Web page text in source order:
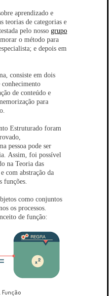
aprendizado e
teorias de categorias e
pelo nosso grupo
o método para
e depois em
consiste em dois
conhecimento
de conteúdo e
para
Estruturado foram
pessoa pode ser
Assim, foi possível
na Teoria das
com abstração da
funções.
como conjuntos
os processos.
de função:
Função